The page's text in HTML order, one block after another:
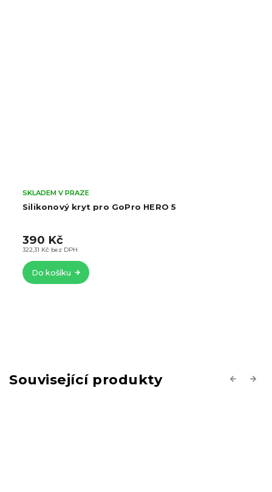
Silikonový kryt pro GoPro HERO 5
SKLADEM V PRAZE
322,31 Kč bez DPH
390 Kč
Do košíku
Související produkty Previous
Next